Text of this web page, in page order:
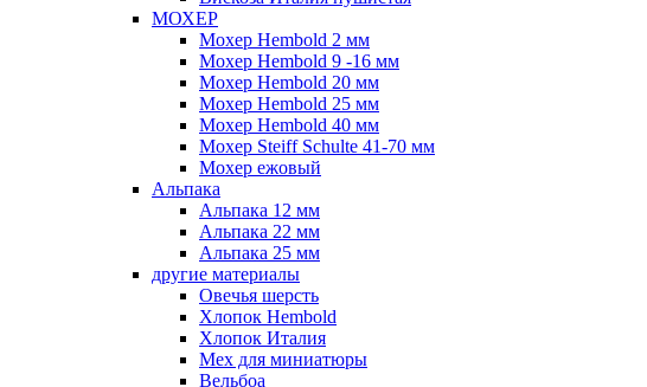
МОХЕР
Мохер Hembold 2 мм
Мохер Hembold 9 -16 мм
Мохер Hembold 20 мм
Мохер Hembold 25 мм
Мохер Hembold 40 мм
Мохер Steiff Schulte 41-70 мм
Мохер ежовый
Альпака
Альпака 12 мм
Альпака 22 мм
Альпака 25 мм
другие материалы
Овечья шерсть
Хлопок Hembold
Хлопок Италия
Мех для миниатюры
Вельбоа